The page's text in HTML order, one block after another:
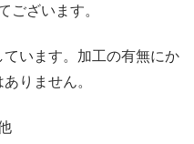
ございます。
います。加工の有無にか
りません。